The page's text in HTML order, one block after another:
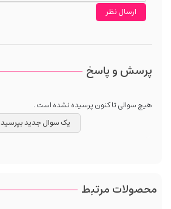
پرسش و پاسخ
هیچ سوالی تا کنون پرسیده نشده است .
یک سوال جدید بپرسید
محصولات مرتبط